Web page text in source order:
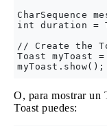
CharSequence
int duration =
// Create the
Toast myToast
O, para mostrar un
Toast puedes: